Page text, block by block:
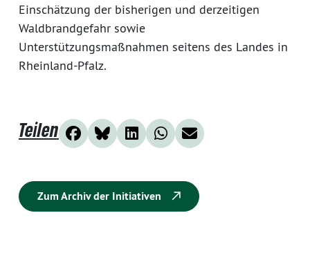
Einschätzung der bisherigen und derzeitigen
Waldbrandgefahr sowie
Unterstützungsmaßnahmen seitens des Landes in
Rheinland-Pfalz.
Teilen
Zum Archiv der Initiativen